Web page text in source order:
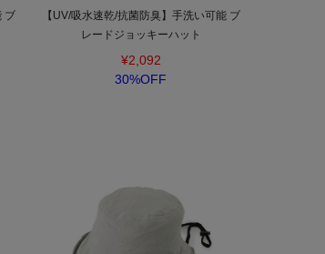
ブ
【UV/吸水速乾/抗菌防臭】手洗い可能 ブ
レードジョッキーハット
¥2,092
30%OFF